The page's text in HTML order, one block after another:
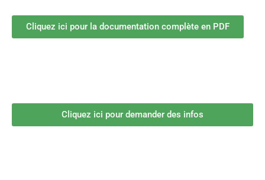
Cliquez ici pour la documentation complète en PDF
Cliquez ici pour demander des infos